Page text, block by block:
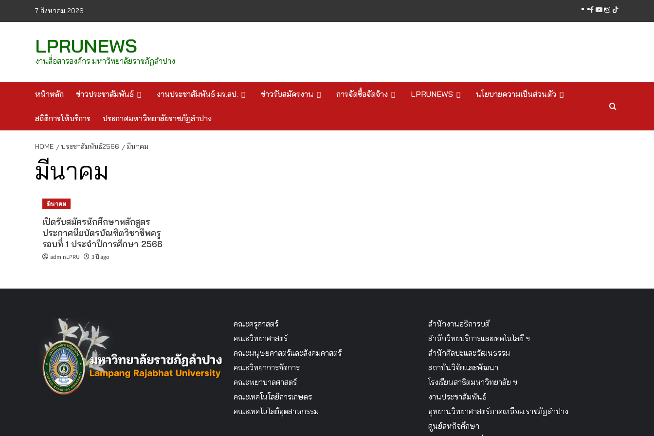
7 สิงหาคม 2026 facebook
youtube
instagram
tiktok
LPRUNEWS
งานสื่อสารองค์กร มหาวิทยาลัยราชภัฏลำปาง
หน้าหลัก ข่าวประชาสัมพันธ์ งานประชาสัมพันธ์ มร.ลป. ข่าวรับสมัครงาน การจัดซื้อจัดจ้าง LPRUNEWS นโยบายความเป็นส่วนตัว
สถิติการให้บริการ ประกาศมหาวิทยาลัยราชภัฏลำปาง
HOME ประชาสัมพันธ์2566 มีนาคม
มีนาคม
มีนาคม
เปิดรับสมัครนักศึกษาหลักสูตร
ประกาศนียบัตรบัณฑิตวิชาชีพครู
รอบที่ 1 ประจำปีการศึกษา 2566
adminLPRU 3 ปี ago
คณะครุศาสตร์
คณะวิทยาศาสตร์
คณะมนุษยศาสตร์และสังคมศาสตร์
คณะวิทยาการจัดการ
คณะพยาบาลศาสตร์
คณะเทคโนโลยีการเกษตร
คณะเทคโนโลยีอุตสาหกรรม
สำนักงานอธิการบดี
สำนักวิทยบริการและเทคโนโลยี ฯ
สำนักศิลปะและวัฒนธรรม
สถาบันวิจัยและพัฒนา
โรงเรียนสาธิตมหาวิทยาลัย ฯ
งานประชาสัมพันธ์
อุทยานวิทยาศาสตร์ภาคเหนือม.ราชภัฏลำปาง
ศูนย์สหกิจศึกษา